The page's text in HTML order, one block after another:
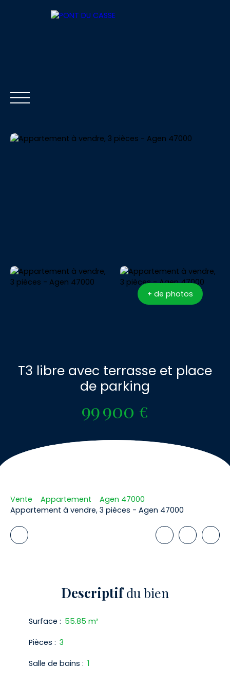
+ de photos
T3 libre avec terrasse et place
de parking
99 900 €
Vente Appartement
Agen 47000
Appartement à vendre, 3 pièces - Agen 47000
Descriptifdu bien
Surface : 55.85 m²
Pièces : 3
Salle de bains : 1